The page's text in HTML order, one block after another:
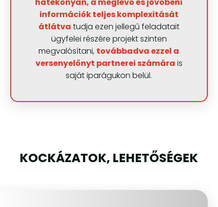
információk teljes komplexitását
átlátva tudja ezen jellegű feladatait
ügyfelei részére projekt szinten
megvalósítani, továbbadva ezzel a
versenyelőnyt partnerei számára is
saját iparágukon belül.
KOCKÁZATOK, LEHETŐSÉGEK